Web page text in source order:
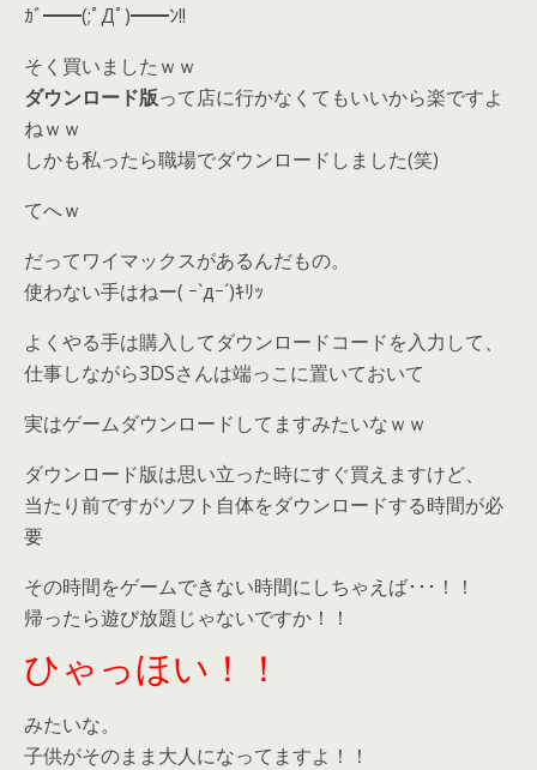
ｶﾞ━━(;ﾟДﾟ)━━ﾝ!!
そく買いましたｗｗ
ダウンロード版って店に行かなくてもいいから楽ですよ
ねｗｗ
しかも私ったら職場でダウンロードしました(笑)
てへｗ
だってワイマックスがあるんだもの。
使わない手はねー( ｰ`дｰ´)ｷﾘｯ
よくやる手は購入してダウンロードコードを入力して、
仕事しながら3DSさんは端っこに置いておいて
実はゲームダウンロードしてますみたいなｗｗ
ダウンロード版は思い立った時にすぐ買えますけど、
当たり前ですがソフト自体をダウンロードする時間が必
要
その時間をゲームできない時間にしちゃえば･･･！！
帰ったら遊び放題じゃないですか！！
ひゃっほい！！
みたいな。
子供がそのまま大人になってますよ！！